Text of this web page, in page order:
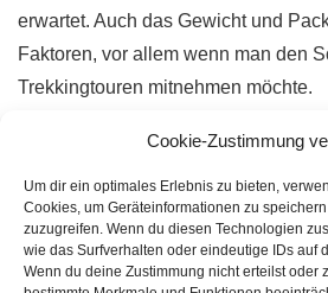
Cookie-Zustimmung
Um dir ein optimales Erlebnis zu bieten,
Cookies, um Geräteinformationen zu
zuzugreifen. Wenn du diesen Technologien
wie das Surfverhalten oder eindeutige IDs auf
Wenn du deine Zustimmung nicht erteilst oder
erwartet. Auch das Gewicht und
Faktoren, vor allem wenn man den
Trekkingtouren mitnehmen möchte.
Zusätzlich sollte man darauf
gut isoliert ist und keine
des Schlafsacks ist wichtig, damit
und sich darin wohlfühlt. Einige